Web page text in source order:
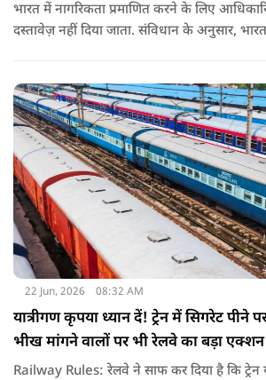
भारत में नागरिकता प्रमाणित करने के लिए
दस्तावेज़ नहीं दिया जाता. संविधान के अनुसार,
22 Jun, 2026 08:32 AM
यात्रीगण कृपया ध्यान दें! ट्रेन में सिगरेट पीने
भीख मांगने वालों पर भी रेलवे का बड़ा एक्शन
Railway Rules: रेलवे ने साफ कर दिया है कि ट्रेन